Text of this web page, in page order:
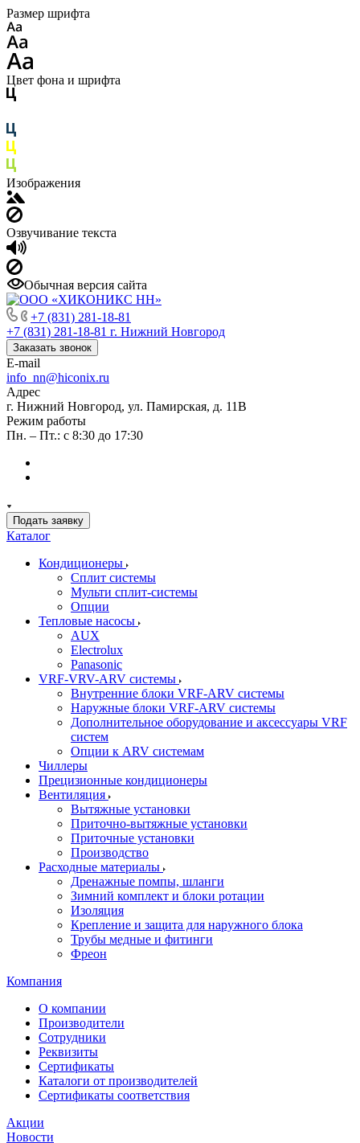
Размер шрифта
Цвет фона и шрифта
Изображения
Озвучивание текста
Обычная версия сайта
+7 (831) 281-18-81
+7 (831) 281-18-81 г. Нижний Новгород
Заказать звонок
E-mail
info_nn@hiconix.ru
Адрес
г. Нижний Новгород, ул. Памирская, д. 11В
Режим работы
Пн. – Пт.: с 8:30 до 17:30
Подать заявку
Каталог
Кондиционеры
Сплит системы
Мульти сплит-системы
Опции
Тепловые насосы
AUX
Electrolux
Panasonic
VRF-VRV-ARV системы
Внутренние блоки VRF-ARV системы
Наружные блоки VRF-ARV системы
Дополнительное оборудование и аксессуары VRF
систем
Опции к ARV системам
Чиллеры
Прецизионные кондиционеры
Вентиляция
Вытяжные установки
Приточно-вытяжные установки
Приточные установки
Производство
Расходные материалы
Дренажные помпы, шланги
Зимний комплект и блоки ротации
Изоляция
Крепление и защита для наружного блока
Трубы медные и фитинги
Фреон
Компания
О компании
Производители
Сотрудники
Реквизиты
Сертификаты
Каталоги от производителей
Сертификаты соответствия
Акции
Новости